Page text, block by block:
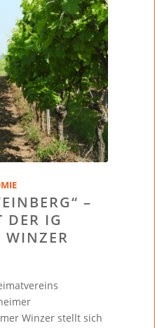
–
DER IG
WINZER
Winzer stellt sich